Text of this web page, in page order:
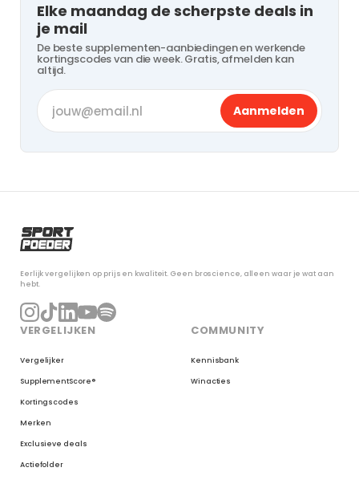
Elke maandag de scherpste deals in
je mail
De beste supplementen-aanbiedingen en werkende
kortingscodes van die week. Gratis, afmelden kan
altijd.
Aanmelden
Eerlijk vergelijken op prijs en kwaliteit. Geen broscience, alleen waar je wat aan
hebt.
VERGELIJKEN
Vergelijker
SupplementScore®
Kortingscodes
Merken
Exclusieve deals
Actiefolder
COMMUNITY
Kennisbank
Winacties